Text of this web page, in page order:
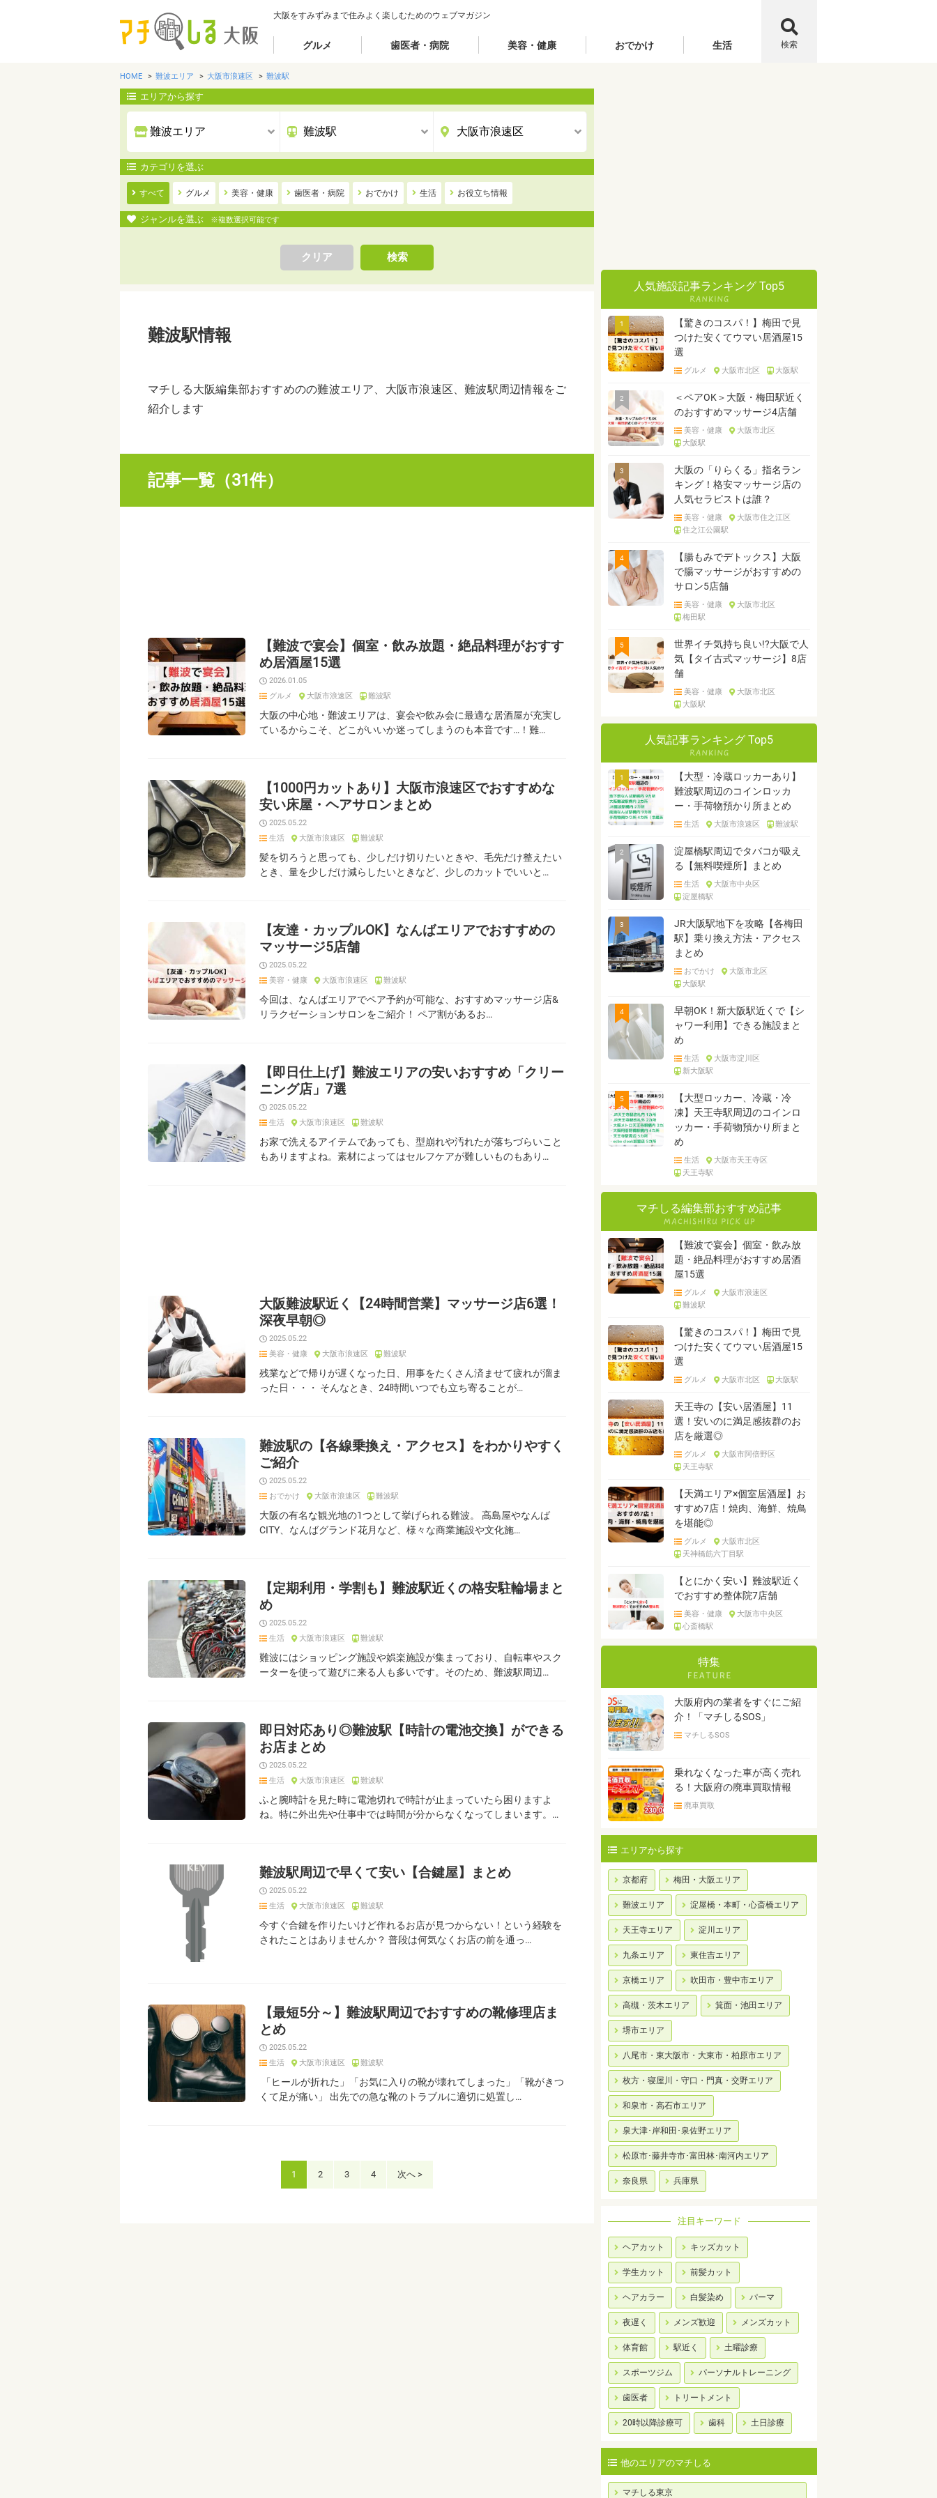
大阪をすみずみまで住みよく楽しむためのウェブマガジン
グルメ 歯医者・病院 美容・健康 おでかけ 生活 検索
HOME 難波エリア 大阪市浪速区 難波駅
エリアから探す
カテゴリを選ぶ
すべて グルメ 美容・健康 歯医者・病院 おでかけ 生活 お役立ち情報
ジャンルを選ぶ ※複数選択可能です
クリア 検索
難波駅情報
マチしる大阪編集部おすすめのの難波エリア、大阪市浪速区、難波駅周辺情報をご
紹介します
記事一覧（31件）
【難波で宴会】個室・飲み放題・絶品料理がおすす
め居酒屋15選
2026.01.05
グルメ
大阪市浪速区 難波駅
大阪の中心地・難波エリアは、宴会や飲み会に最適な居酒屋が充実し
ているからこそ、どこがいいか迷ってしまうのも本音です…！難…
【1000円カットあり】大阪市浪速区でおすすめな
安い床屋・ヘアサロンまとめ
2025.05.22
生活
大阪市浪速区 難波駅
髪を切ろうと思っても、少しだけ切りたいときや、毛先だけ整えたい
とき、量を少しだけ減らしたいときなど、少しのカットでいいと…
【友達・カップルOK】なんばエリアでおすすめの
マッサージ5店舗
2025.05.22
美容・健康
大阪市浪速区 難波駅
今回は、なんばエリアでペア予約が可能な、おすすめマッサージ店&
リラクゼーションサロンをご紹介！ ペア割があるお…
【即日仕上げ】難波エリアの安いおすすめ「クリー
ニング店」7選
2025.05.22
生活
大阪市浪速区 難波駅
お家で洗えるアイテムであっても、型崩れや汚れたが落ちづらいこと
もありますよね。素材によってはセルフケアが難しいものもあり…
大阪難波駅近く【24時間営業】マッサージ店6選！
深夜早朝◎
2025.05.22
美容・健康
大阪市浪速区 難波駅
残業などで帰りが遅くなった日、用事をたくさん済ませて疲れが溜ま
った日・・・ そんなとき、24時間いつでも立ち寄ることが…
難波駅の【各線乗換え・アクセス】をわかりやすく
ご紹介
2025.05.22
おでかけ
大阪市浪速区 難波駅
大阪の有名な観光地の1つとして挙げられる難波。 高島屋やなんば
CITY、なんばグランド花月など、様々な商業施設や文化施…
【定期利用・学割も】難波駅近くの格安駐輪場まと
め
2025.05.22
生活
大阪市浪速区 難波駅
難波にはショッピング施設や娯楽施設が集まっており、自転車やスク
ーターを使って遊びに来る人も多いです。そのため、難波駅周辺…
即日対応あり◎難波駅【時計の電池交換】ができる
お店まとめ
2025.05.22
生活
大阪市浪速区 難波駅
ふと腕時計を見た時に電池切れで時計が止まっていたら困りますよ
ね。特に外出先や仕事中では時間が分からなくなってしまいます。…
難波駅周辺で早くて安い【合鍵屋】まとめ
2025.05.22
生活
大阪市浪速区 難波駅
今すぐ合鍵を作りたいけど作れるお店が見つからない！という経験を
されたことはありませんか？ 普段は何気なくお店の前を通っ…
【最短5分～】難波駅周辺でおすすめの靴修理店ま
とめ
2025.05.22
生活
大阪市浪速区 難波駅
「ヒールが折れた」「お気に入りの靴が壊れてしまった」「靴がきつ
くて足が痛い」 出先での急な靴のトラブルに適切に処置し…
1 2 3 4 次へ >
人気施設記事ランキング Top5
1
【驚きのコスパ！】梅田で見
つけた安くてウマい居酒屋15
選
グルメ 大阪市北区 大阪駅
2
＜ペアOK＞大阪・梅田駅近く
のおすすめマッサージ4店舗
美容・健康
大阪市北区
大阪駅
3
大阪の「りらくる」指名ラン
キング！格安マッサージ店の
人気セラピストは誰？
美容・健康
大阪市住之江区
住之江公園駅
4
【腸もみでデトックス】大阪
で腸マッサージがおすすめの
サロン5店舗
美容・健康
大阪市北区
梅田駅
5
世界イチ気持ち良い!?大阪で人
気【タイ古式マッサージ】8店
舗
美容・健康
大阪市北区
大阪駅
人気記事ランキング Top5
1
【大型・冷蔵ロッカーあり】
難波駅周辺のコインロッカ
ー・手荷物預かり所まとめ
生活 大阪市浪速区 難波駅
2
淀屋橋駅周辺でタバコが吸え
る【無料喫煙所】まとめ
生活
大阪市中央区
淀屋橋駅
3
JR大阪駅地下を攻略【各梅田
駅】乗り換え方法・アクセス
まとめ
おでかけ
大阪市北区
大阪駅
4
早朝OK！新大阪駅近くで【シ
ャワー利用】できる施設まと
め
生活
大阪市淀川区
新大阪駅
5
【大型ロッカー、冷蔵・冷
凍】天王寺駅周辺のコインロ
ッカー・手荷物預かり所まと
め
生活
大阪市天王寺区
天王寺駅
マチしる編集部おすすめ記事
【難波で宴会】個室・飲み放
題・絶品料理がおすすめ居酒
屋15選
グルメ
大阪市浪速区
難波駅
【驚きのコスパ！】梅田で見
つけた安くてウマい居酒屋15
選
グルメ 大阪市北区 大阪駅
天王寺の【安い居酒屋】11
選！安いのに満足感抜群のお
店を厳選◎
グルメ
大阪市阿倍野区
天王寺駅
【天満エリア×個室居酒屋】お
すすめ7店！焼肉、海鮮、焼鳥
を堪能◎
グルメ
大阪市北区
天神橋筋六丁目駅
【とにかく安い】難波駅近く
でおすすめ整体院7店舗
美容・健康
大阪市中央区
心斎橋駅
特集
大阪府内の業者をすぐにご紹
介！「マチしるSOS」
マチしるSOS
乗れなくなった車が高く売れ
る！大阪府の廃車買取情報
廃車買取
エリアから探す
京都府 梅田・大阪エリア
難波エリア 淀屋橋・本町・心斎橋エリア
天王寺エリア 淀川エリア
九条エリア 東住吉エリア
京橋エリア 吹田市・豊中市エリア
高槻・茨木エリア 箕面・池田エリア
堺市エリア
八尾市・東大阪市・大東市・柏原市エリア
枚方・寝屋川・守口・門真・交野エリア
和泉市・高石市エリア
泉大津･岸和田･泉佐野エリア
松原市･藤井寺市･富田林･南河内エリア
奈良県 兵庫県
注目キーワード
ヘアカット キッズカット
学生カット 前髪カット
ヘアカラー 白髪染め パーマ
夜遅く メンズ歓迎 メンズカット
体育館 駅近く 土曜診療
スポーツジム パーソナルトレーニング
歯医者 トリートメント
20時以降診療可 歯科 土日診療
他のエリアのマチしる
マチしる東京